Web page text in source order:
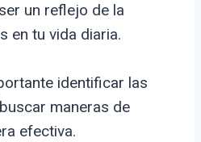
un reflejo de la
en tu vida diaria.
identificar las
maneras de
efectiva.